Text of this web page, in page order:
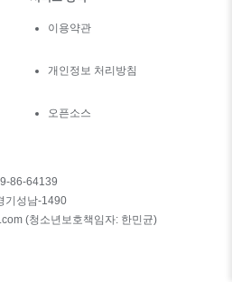
이용약관
개인정보 처리방침
오픈소스
86-64139
기성남-1490
(청소년보호책임자: 한민균)